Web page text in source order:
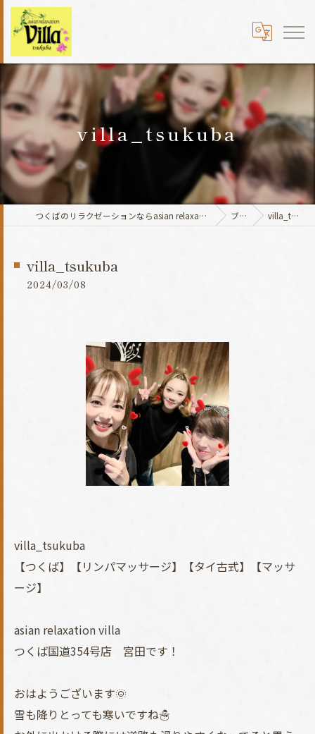
villa_tsukuba
つくばのリラクゼーションならasian relaxation villaつくば国道354号店 ブログ villa_tsukuba
villa_tsukuba
2024/03/08
villa_tsukuba
【つくば】【リンパマッサージ】【タイ古式】【マッサ
ージ】
asian relaxation villa
つくば国道354号店 宮田です！
おはようございます🌞
雪も降りとっても寒いですね☃️